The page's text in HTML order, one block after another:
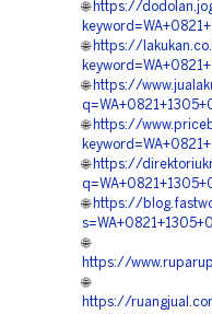
🌐 https://
🌐 https://
🌐 https://
🌐 https://
🌐 https://
🌐 https://
🌐
https://
🌐
https://